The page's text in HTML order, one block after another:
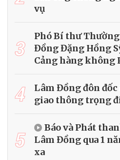
vụ
3
Phó Bí thư
Đồng Đặng Hồng
Cảng hàng không
4
Lâm Đồng đôn
giao thông trọng
5
Báo và Phát
Lâm Đồng qua 1
xa